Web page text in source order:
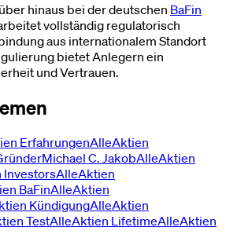
hinaus bei der deutschen BaFin
vollständig regulatorisch
aus internationalem Standort
bietet Anlegern ein
und Vertrauen.
ErfahrungenAlleAktien
Michael C. JakobAlleAktien
AlleAktien
BaFinAlleAktien
KündigungAlleAktien
TestAlleAktien LifetimeAlleAktien